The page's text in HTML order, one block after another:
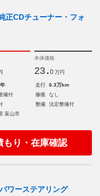
正CDチューナー・フォ
本体価格
23. 0 万円
走行
6.3万km
備付 修復
なし
整備
法定整備付
富山市
もり・在庫確認
ワーステアリング